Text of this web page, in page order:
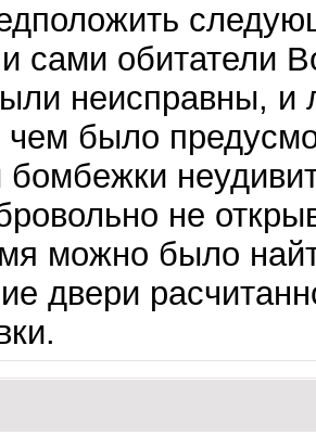
сами обитатели
неисправны, и
было
бомбежки
не
можно было
двери